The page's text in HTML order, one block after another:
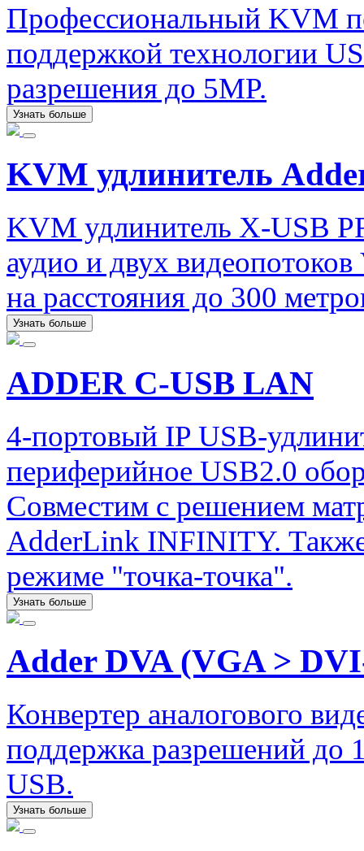
Профессиональный KVM
поддержкой технологии
разрешения до 5MP.
Узнать больше
KVM удлинитель
KVM удлинитель X-USB
аудио и двух
на расстояния до 300
Узнать больше
ADDER C-USB LAN
4-портовый IP USB-
периферийное USB2.0
Совместим с решением
AdderLink INFINITY.
режиме "точка-точка".
Узнать больше
Adder DVA (VGA >
Конвертер аналогового
поддержка разрешений до
USB.
Узнать больше